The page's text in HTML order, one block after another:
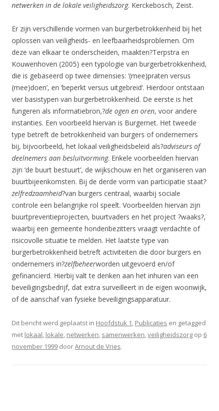
netwerken in de lokale veiligheidszorg. Kerckebosch, Zeist.
Er zijn verschillende vormen van burgerbetrokkenheid bij het
oplossen van veiligheids- en leefbaarheidsproblemen. Om
deze van elkaar te onderscheiden, maakten?Terpstra en
Kouwenhoven (2005) een typologie van burgerbetrokkenheid,
die is gebaseerd op twee dimensies: ‘(mee)praten versus
(mee)doen’, en ‘beperkt versus uitgebreid’. Hierdoor ontstaan
vier basistypen van burgerbetrokkenheid. De eerste is het
fungeren als informatiebron,?de ogen en oren, voor andere
instanties. Een voorbeeld hiervan is Burgernet. Het tweede
type betreft de betrokkenheid van burgers of ondernemers
bij, bijvoorbeeld, het lokaal veiligheidsbeleid als?adviseurs of
deelnemers aan besluitvorming. Enkele voorbeelden hiervan
zijn ‘de buurt bestuurt’, de wijkschouw en het organiseren van
buurtbijeenkomsten. Bij de derde vorm van participatie staat?
zelfredzaamheid?van burgers centraal, waarbij sociale
controle een belangrijke rol speelt. Voorbeelden hiervan zijn
buurtpreventieprojecten, buurtvaders en het project ?waaks?,
waarbij een gemeente hondenbezitters vraagt verdachte of
risicovolle situatie te melden. Het laatste type van
burgerbetrokkenheid betreft activiteiten die door burgers en
ondernemers in?zelfbeheerworden uitgevoerd en/of
gefinancierd. Hierbij valt te denken aan het inhuren van een
beveiligingsbedrijf, dat extra surveilleert in de eigen woonwijk,
of de aanschaf van fysieke beveiligingsapparatuur.
Dit bericht werd geplaatst in Hoofdstuk 1, Publicaties en getagged
met lokaal, lokale, netwerken, samenwerken,veiligheidszorg op 6
november 1999 doorArnout de Vries.